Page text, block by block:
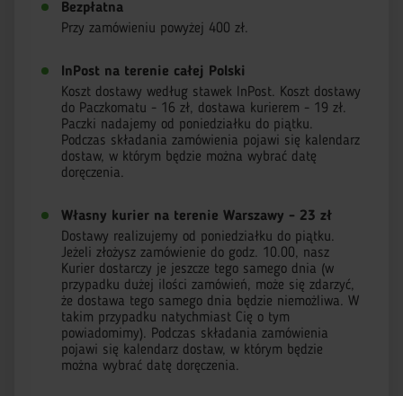
Bezpłatna
Przy zamówieniu powyżej 400 zł.
InPost na terenie całej Polski
Koszt dostawy według stawek InPost. Koszt dostawy
do Paczkomatu - 16 zł, dostawa kurierem - 19 zł.
Paczki nadajemy od poniedziałku do piątku.
Podczas składania zamówienia pojawi się kalendarz
dostaw, w którym będzie można wybrać datę
doręczenia.
Własny kurier na terenie Warszawy - 23 zł
Dostawy realizujemy od poniedziałku do piątku.
Jeżeli złożysz zamówienie do godz. 10.00, nasz
Kurier dostarczy je jeszcze tego samego dnia (w
przypadku dużej ilości zamówień, może się zdarzyć,
że dostawa tego samego dnia będzie niemożliwa. W
takim przypadku natychmiast Cię o tym
powiadomimy). Podczas składania zamówienia
pojawi się kalendarz dostaw, w którym będzie
można wybrać datę doręczenia.